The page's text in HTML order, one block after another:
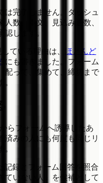
は完了しません。ダッシュ
数、本文、見込み通数、
します。
ている理由は、
ほとんど
にも書きました。フォーム
配って、集めて、締切まで
らフォームへ誘導したあ
済みの人にも何度も同じリ
記録とフォーム回答を照合
ていない人」を候補として